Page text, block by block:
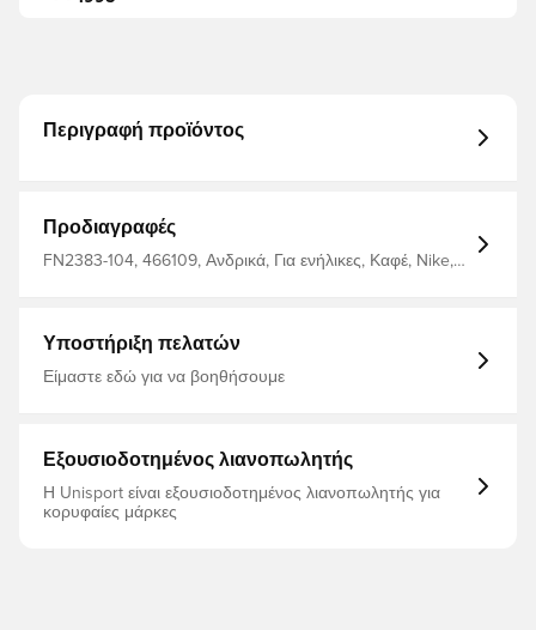
Περιγραφή προϊόντος
Προδιαγραφές
FN2383-104, 466109, Ανδρικά, Για ενήλικες, Καφέ, Nike,
Υποστήριξη πελατών
Είμαστε εδώ για να βοηθήσουμε
Εξουσιοδοτημένος λιανοπωλητής
Η Unisport είναι εξουσιοδοτημένος λιανοπωλητής για
κορυφαίες μάρκες